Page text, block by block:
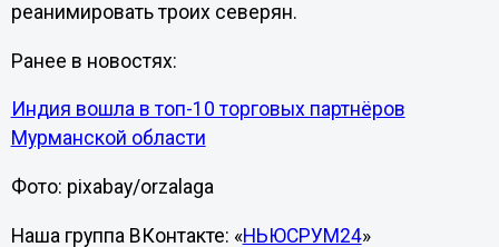
реанимировать троих северян.
Ранее в новостях:
Индия вошла в топ-10 торговых партнёров
Мурманской области
Фото: pixabay/orzalaga
Наша группа ВКонтакте: «НЬЮСРУМ24»